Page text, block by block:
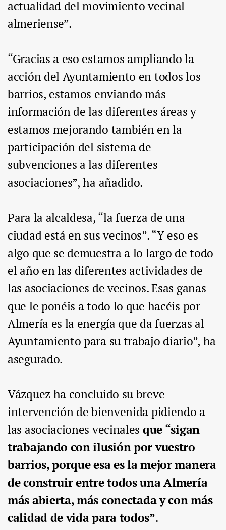
actualidad del movimiento vecinal
almeriense”.
“Gracias a eso estamos ampliando la
acción del Ayuntamiento en todos los
barrios, estamos enviando más
información de las diferentes áreas y
estamos mejorando también en la
participación del sistema de
subvenciones a las diferentes
asociaciones”, ha añadido.
Para la alcaldesa, “la fuerza de una
ciudad está en sus vecinos”. “Y eso es
algo que se demuestra a lo largo de todo
el año en las diferentes actividades de
las asociaciones de vecinos. Esas ganas
que le ponéis a todo lo que hacéis por
Almería es la energía que da fuerzas al
Ayuntamiento para su trabajo diario”, ha
asegurado.
Vázquez ha concluido su breve
intervención de bienvenida pidiendo a
las asociaciones vecinales que “sigan
trabajando con ilusión por vuestro
barrios, porque esa es la mejor manera
de construir entre todos una Almería
más abierta, más conectada y con más
calidad de vida para todos”.